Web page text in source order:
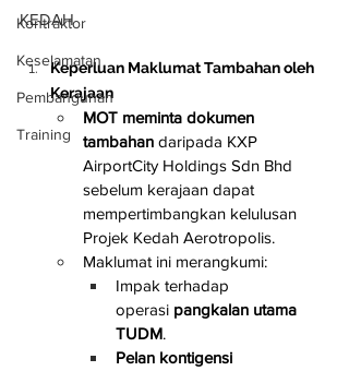
Kontraktor
Keselamatan
Pembangunan
Training
KEDAH
Keperluan Maklumat Tambahan oleh
Kerajaan
MOT meminta dokumen
tambahan daripada KXP
AirportCity Holdings Sdn Bhd
sebelum kerajaan dapat
mempertimbangkan kelulusan
Projek Kedah Aerotropolis.
Maklumat ini merangkumi:
Impak terhadap
operasi pangkalan utama
TUDM.
Pelan kontigensi